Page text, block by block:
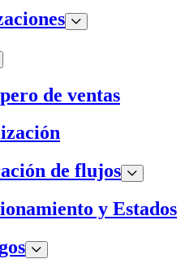
de ventas
de flujos
y Estados